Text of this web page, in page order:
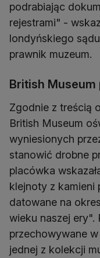
podrabiając
rejestrami" -
londyńskiego
prawnik muzeum.
British Museum
Zgodnie z treścią
British Museum
wyniesionych
stanowić drobne
placówka
klejnoty z kamieni
datowane na
wieku naszej ery".
przechowywane
jednej z kolekcji